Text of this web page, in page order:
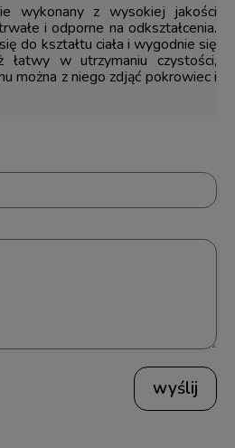
wykonany z wysokiej jakości
i odporne na odkształcenia.
do kształtu ciała i wygodnie się
w utrzymaniu czystości,
można z niego zdjąć pokrowiec i
wyślij